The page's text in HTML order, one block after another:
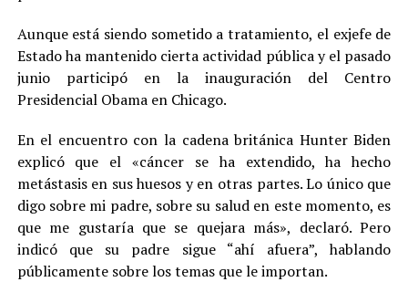
Aunque está siendo sometido a tratamiento, el exjefe de
Estado ha mantenido cierta actividad pública y el pasado
junio participó en la inauguración del Centro
Presidencial Obama en Chicago.
En el encuentro con la cadena británica Hunter Biden
explicó que el «cáncer se ha extendido, ha hecho
metástasis en sus huesos y en otras partes. Lo único que
digo sobre mi padre, sobre su salud en este momento, es
que me gustaría que se quejara más», declaró. Pero
indicó que su padre sigue “ahí afuera”, hablando
públicamente sobre los temas que le importan.